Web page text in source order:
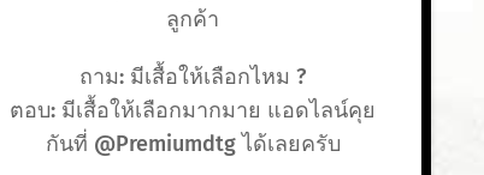
ลูกค้า
ถาม: มีเสื้อให้เลือกไหม ?
ตอบ: มีเสื้อให้เลือกมากมาย แอดไลน์คุย
กันที่ @Premiumdtg ได้เลยครับ